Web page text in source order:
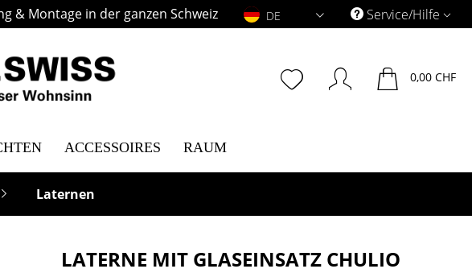
& Montage in der ganzen Schweiz DE Service/Hilfe
0,00 CHF
ACCESSOIRES RAUM
Laternen
LATERNE MIT GLASEINSATZ CHULIO